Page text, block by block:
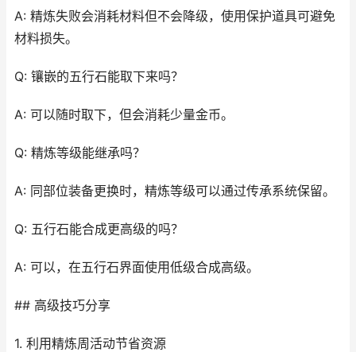
A: 精炼失败会消耗材料但不会降级，使用保护道具可避免
材料损失。
Q: 镶嵌的五行石能取下来吗？
A: 可以随时取下，但会消耗少量金币。
Q: 精炼等级能继承吗？
A: 同部位装备更换时，精炼等级可以通过传承系统保留。
Q: 五行石能合成更高级的吗？
A: 可以，在五行石界面使用低级合成高级。
## 高级技巧分享
1. 利用精炼周活动节省资源